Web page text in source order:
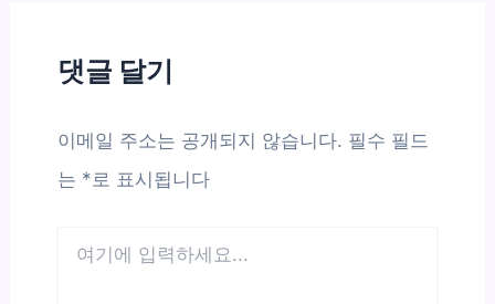
댓글 달기
이메일 주소는 공개되지 않습니다. 필수 필드
는 * 로 표시됩니다